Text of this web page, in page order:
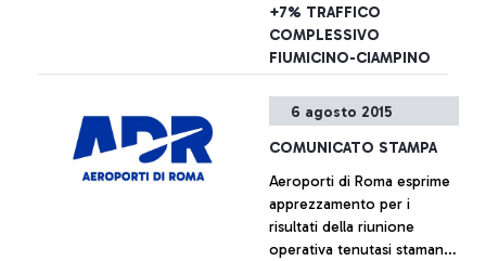
+7% TRAFFICO
COMPLESSIVO
FIUMICINO-CIAMPINO
- insieme a China Southern
nuovo collegamento tra
l’aeroporto Leonardo Da
Vinci e le città di Canton e
Wuhan.
+ Approfondisci
6 agosto 2015
COMUNICATO STAMPA
Aeroporti di Roma esprime
apprezzamento per i
risultati della riunione
operativa tenutasi stamane